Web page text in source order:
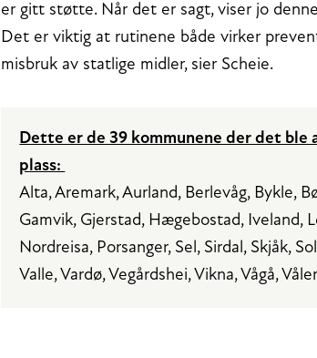
er gitt støtte. Når det er sagt, viser jo
Det er viktig at rutinene både virker
misbruk av statlige midler, sier Scheie.
Dette er de 39 kommunene der det
plass:
Alta, Aremark, Aurland, Berlevåg, Bykle,
Gamvik, Gjerstad, Hægebostad, Iveland,
Nordreisa, Porsanger, Sel, Sirdal, Skjåk,
Valle, Vardø, Vegårdshei, Vikna, Vågå,